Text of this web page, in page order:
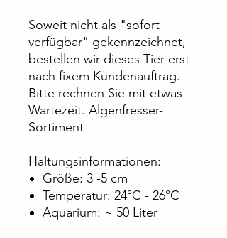
Soweit nicht als "sofort
verfügbar" gekennzeichnet,
bestellen wir dieses Tier erst
nach fixem Kundenauftrag.
Bitte rechnen Sie mit etwas
Wartezeit. Algenfresser-
Sortiment
Haltungsinformationen:
Größe: 3 -5 cm
Temperatur: 24°C - 26°C
Aquarium: ~ 50 Liter